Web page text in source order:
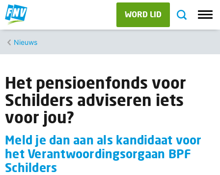
WORD LID
Nieuws
Het pensioenfonds voor
Schilders adviseren iets
voor jou?
Meld je dan aan als kandidaat voor
het Verantwoordingsorgaan BPF
Schilders